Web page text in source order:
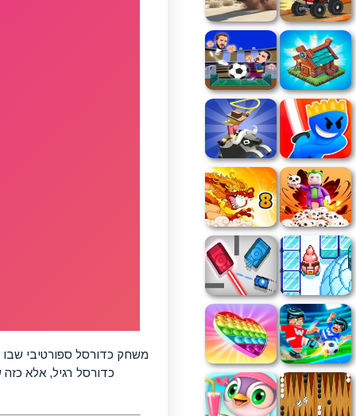
משחק כדורסל ספורטיבי
כדורסל רגיל, אלא